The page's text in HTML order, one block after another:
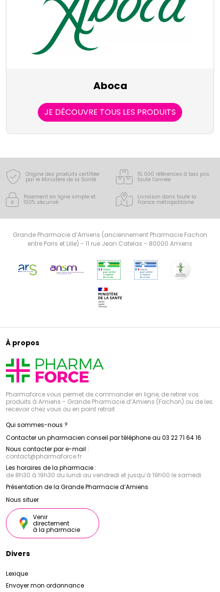
Aboca
JE DÉCOUVRE TOUS LES PRODUITS
Origine des produits certifiée
par le Ministère de la Santé
15 000 références à bas prix
toute l’année
Paiement en ligne simple et
100% sécurisé
Livraison dans toute la
France métropolitaine
Grande Pharmacie d’Amiens (anciennement Pharmacie Fachon
entre Paris et Lille) - 11 rue Jean Catelas - 80000 Amiens
À propos
Pharmaforce vous permet de commander en ligne, de retirer vos
produits à Amiens - Grande Pharmacie d’Amiens (Fachon) ou de les
recevoir chez vous ou en point retrait
Qui sommes-nous ?
Contacter un pharmacien conseil par téléphone au 03 22 71 64 16
Nous contacter par e-mail :
contact@pharmaforce.fr
Les horaires de la pharmacie :
de 8h30 à 19h30 du lundi au vendredi et jusqu’à 19h00 le samedi
Présentation de la Grande Pharmacie d’Amiens
Nous situer
Venir
directement
à la pharmacie
Divers
Lexique
Envoyer mon ordonnance